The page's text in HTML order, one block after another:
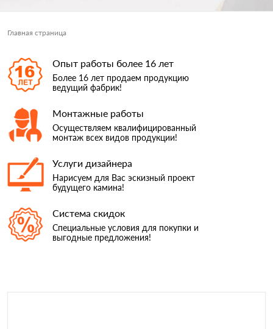
Главная страница
Опыт работы более 16 лет
Более 16 лет продаем продукцию
ведущий фабрик!
Монтажные работы
Осуществляем квалифицированный
монтаж всех видов продукции!
Услуги дизайнера
Нарисуем для Вас эскизный проект
будущего камина!
Система скидок
Cпециальные условия для покупки и
выгодные предложения!